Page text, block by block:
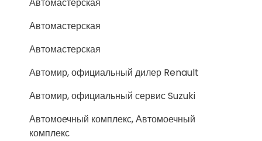
Автомастерская
Автомастерская
Автомир, официальный дилер Renault
Автомир, официальный сервис Suzuki
Автомоечный комплекс, Автомоечный
комплекс